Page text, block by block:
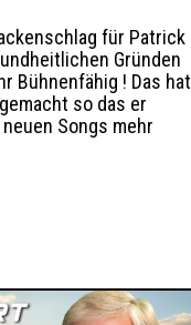
kommt
vom
wieder nach
bietet mit Spaß
Unterhaltung ein
Program
für Patrick
Gründen
Bühnenfähig ! Das hat
so das er
Songs mehr